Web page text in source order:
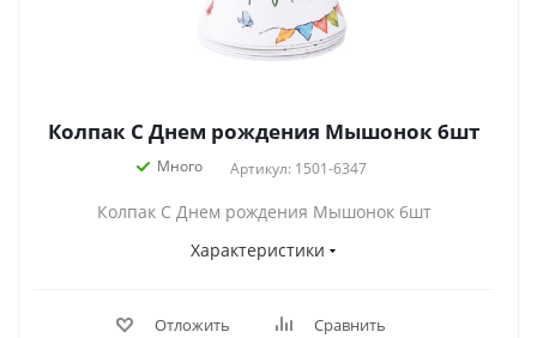
Колпак С Днем рождения Мышонок 6шт
Много Артикул: 1501-6347
Колпак С Днем рождения Мышонок 6шт
Характеристики
Отложить Сравнить